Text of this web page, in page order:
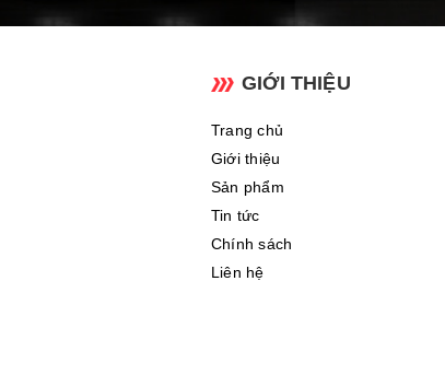
GIỚI THIỆU
Trang chủ
Giới thiệu
Sản phẩm
Tin tức
Chính sách
Liên hệ